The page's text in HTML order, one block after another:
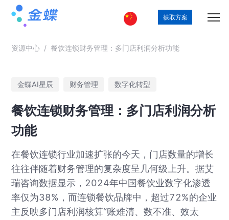
获取方案
资源中心 / 餐饮连锁财务管理：多门店利润分析功能
金蝶AI星辰 财务管理 数字化转型
餐饮连锁财务管理：多门店利润分析
功能
在餐饮连锁行业加速扩张的今天，门店数量的增长
往往伴随着财务管理的复杂度呈几何级上升。据艾
瑞咨询数据显示，2024年中国餐饮业数字化渗透
率仅为38%，而连锁餐饮品牌中，超过72%的企业
主反映多门店利润核算“账难清、数不准、效太